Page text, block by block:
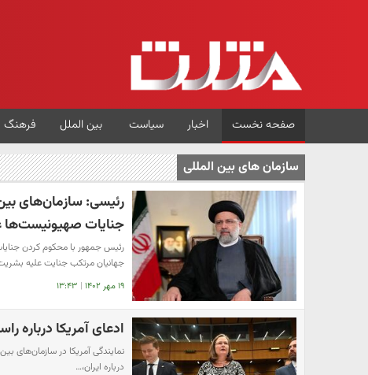
صفحه نخست اخبار سیاست بین الملل فرهنگ
سازمان های بین المللی
رئیسی: سازمان‌های
جنایات صهیونیست‌ها
رئیس جمهور با محکوم کردن
جهانیان مرتکب جنایت علیه
۱۹ مهر ۱۴۰۲ | ۱۳:۴۳
ادعای آمریکا درباره
نمایندگی آمریکا در سازمان‌های
درباره ایران،…